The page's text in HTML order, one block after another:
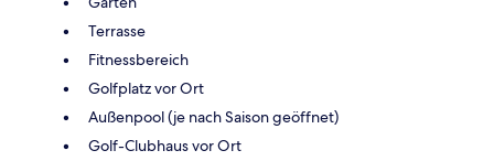
Terrasse
Fitnessbereich
Golfplatz vor Ort
Außenpool (je nach Saison geöffnet)
Golf-Clubhaus vor Ort